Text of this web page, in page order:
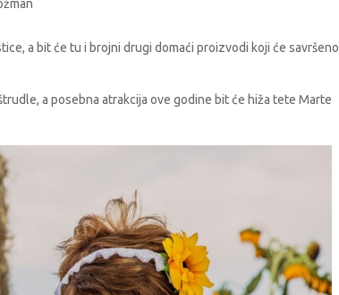
a bit će tu i brojni drugi domaći proizvodi koji će savršeno
a posebna atrakcija ove godine bit će hiža tete Marte